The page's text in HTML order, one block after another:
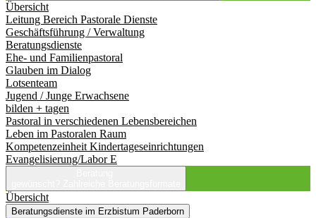
Übersicht
Leitung Bereich Pastorale Dienste
Geschäftsführung / Verwaltung
Beratungsdienste
Ehe- und Familienpastoral
Glauben im Dialog
Lotsenteam
Jugend / Junge Erwachsene
bilden + tagen
Pastoral in verschiedenen Lebensbereichen
Leben im Pastoralen Raum
Kompetenzeinheit Kindertageseinrichtungen
Evangelisierung/Labor E
Übersicht
Beratungsdienste im Erzbistum Paderborn